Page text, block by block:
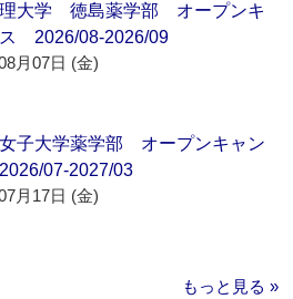
大学 徳島薬学部 オープンキ
2026/08-2026/09
月07日 (金)
子大学薬学部 オープンキャン
07-2027/03
月17日 (金)
もっと見る »